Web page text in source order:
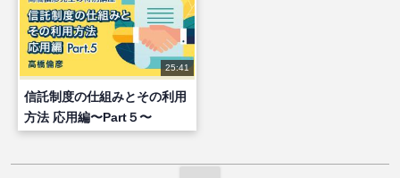
25:41
信託制度の仕組みとその利用
方法 応用編〜Part５〜